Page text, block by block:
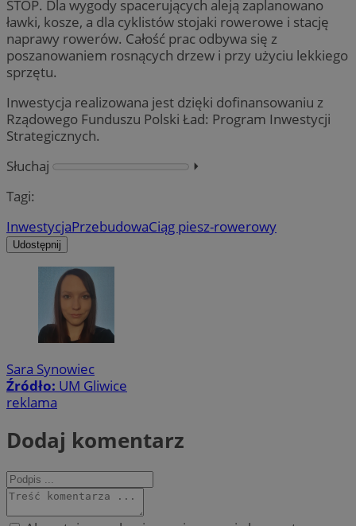
STOP. Dla wygody spacerujących aleją zaplanowano
ławki, kosze, a dla cyklistów stojaki rowerowe i stację
naprawy rowerów. Całość prac odbywa się z
poszanowaniem rosnących drzew i przy użyciu lekkiego
sprzętu.
Inwestycja realizowana jest dzięki dofinansowaniu z
Rządowego Funduszu Polski Ład: Program Inwestycji
Strategicznych.
Słuchaj
⏵︎
Tagi:
InwestycjaPrzebudowaCiąg piesz-rowerowy
Udostępnij
Sara Synowiec
Źródło: UM Gliwice
reklama
Dodaj komentarz